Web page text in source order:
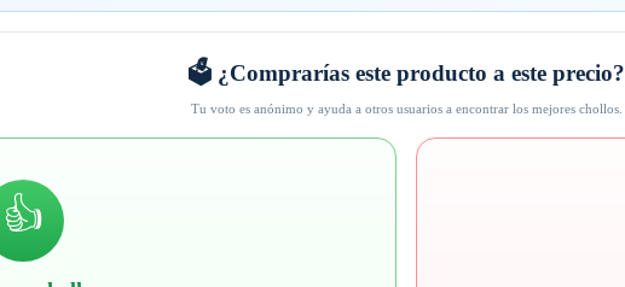
🗳️ ¿Comprarías este producto a este precio?
Tu voto es anónimo y ayuda a otros usuarios a encontrar los mejores chollos.
👍